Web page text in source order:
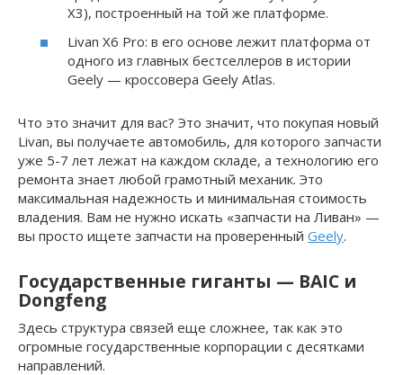
X3), построенный на той же платформе.
Livan X6 Pro: в его основе лежит платформа от
одного из главных бестселлеров в истории
Geely — кроссовера Geely Atlas.
Что это значит для вас? Это значит, что покупая новый
Livan, вы получаете автомобиль, для которого запчасти
уже 5-7 лет лежат на каждом складе, а технологию его
ремонта знает любой грамотный механик. Это
максимальная надежность и минимальная стоимость
владения. Вам не нужно искать «запчасти на Ливан» —
вы просто ищете запчасти на проверенный Geely.
Государственные гиганты — BAIC и
Dongfeng
Здесь структура связей еще сложнее, так как это
огромные государственные корпорации с десятками
направлений.